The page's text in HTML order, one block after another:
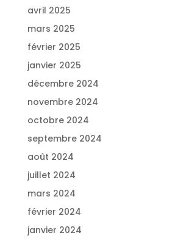
avril 2025
mars 2025
février 2025
janvier 2025
décembre 2024
novembre 2024
octobre 2024
septembre 2024
août 2024
juillet 2024
mars 2024
février 2024
janvier 2024